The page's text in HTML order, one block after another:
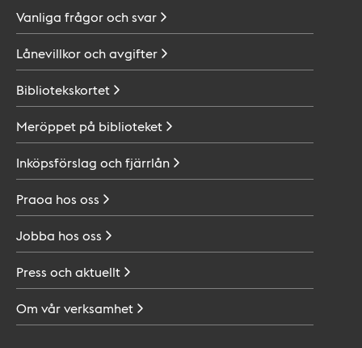
Vanliga frågor ochsvar
Lånevillkor ochavgifter
Bibliotekskortet
Meröppet på biblioteket
Inköpsförslag ochfjärrlån
Praoa hos oss
Jobba hos oss
Press ochaktuellt
Om vårverksamhet